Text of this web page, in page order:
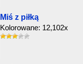
Miś z piłką
Kolorowane: 12,102x